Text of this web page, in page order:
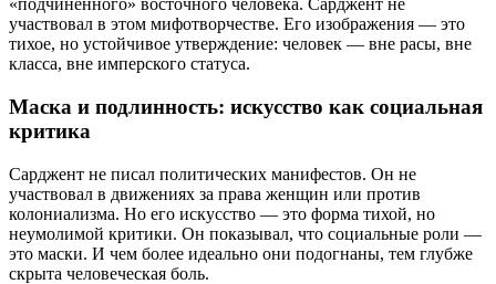
«подчинённого» восточного человека. Сарджент не
участвовал в этом мифотворчестве. Его изображения — это
тихое, но устойчивое утверждение: человек — вне расы, вне
класса, вне имперского статуса.
Маска и подлинность: искусство как социальная
критика
Сарджент не писал политических манифестов. Он не
участвовал в движениях за права женщин или против
колониализма. Но его искусство — это форма тихой, но
неумолимой критики. Он показывал, что социальные роли —
это маски. И чем более идеально они подогнаны, тем глубже
скрыта человеческая боль.